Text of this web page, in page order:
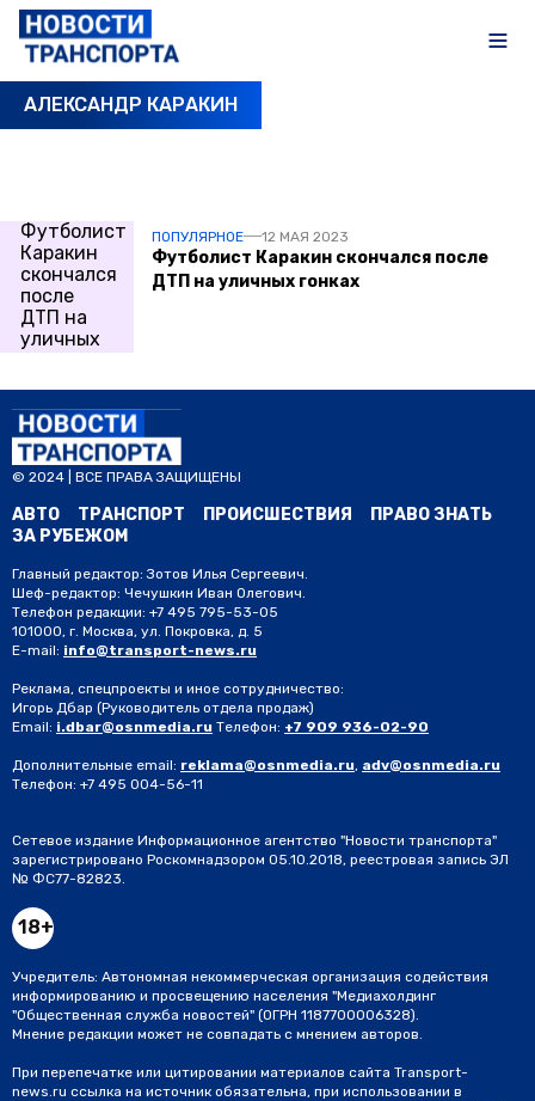
АЛЕКСАНДР КАРАКИН
ПОПУЛЯРНОЕ 12 МАЯ 2023
Футболист Каракин скончался после
ДТП на уличных гонках
© 2024 | ВСЕ ПРАВА ЗАЩИЩЕНЫ
АВТО ТРАНСПОРТ ПРОИСШЕСТВИЯ
ПРАВО ЗНАТЬ
ЗА РУБЕЖОМ
Главный редактор: Зотов Илья Сергеевич.
Шеф-редактор: Чечушкин Иван Олегович.
Телефон редакции: +7 495 795-53-05
101000, г. Москва, ул. Покровка, д. 5
E-mail: info@transport-news.ru
Реклама, спецпроекты и иное сотрудничество:
Игорь Дбар (Руководитель отдела продаж)
Email: i.dbar@osnmedia.ru Телефон: +7 909 936-02-90
Дополнительные email: reklama@osnmedia.ru, adv@osnmedia.ru
Телефон: +7 495 004-56-11
Сетевое издание Информационное агентство "Новости транспорта"
зарегистрировано Роскомнадзором 05.10.2018, реестровая запись ЭЛ
№ ФС77-82823.
18+
Учредитель: Автономная некоммерческая организация содействия
информированию и просвещению населения "Медиахолдинг
"Общественная служба новостей" (ОГРН 1187700006328).
Мнение редакции может не совпадать с мнением авторов.
При перепечатке или цитировании материалов сайта Transport-
news.ru ссылка на источник обязательна, при использовании в